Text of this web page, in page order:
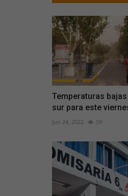
Temperaturas
sur para este
Jun 24, 2022 59